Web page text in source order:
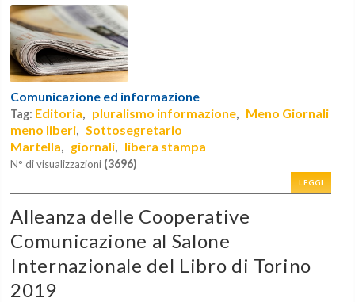
Comunicazione ed informazione
Tag: Editoria, pluralismo informazione, Meno Giornali
meno liberi,Sottosegretario
Martella, giornali, libera stampa
N° di visualizzazioni (3696)
LEGGI
Alleanza delle Cooperative
Comunicazione al Salone
Internazionale del Libro di Torino
2019